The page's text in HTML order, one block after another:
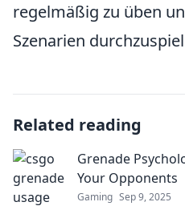
regelmäßig zu üben
Szenarien
Related reading
Grenade
Your Opponents
Gaming Sep 9, 2025